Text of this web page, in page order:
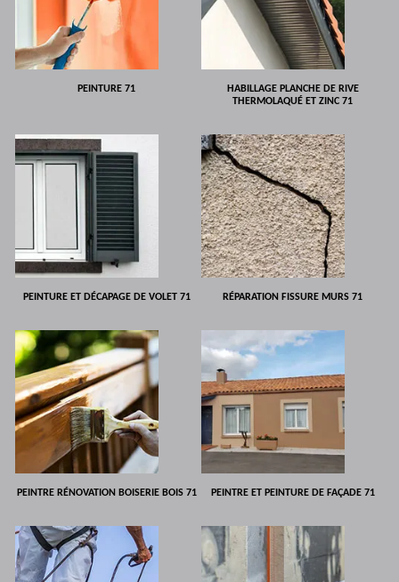
PEINTURE 71
HABILLAGE PLANCHE DE RIVE
THERMOLAQUÉ ET ZINC 71
PEINTURE ET DÉCAPAGE DE VOLET 71 RÉPARATION FISSURE MURS 71
PEINTRE RÉNOVATION BOISERIE BOIS 71 PEINTRE ET PEINTURE DE FAÇADE 71